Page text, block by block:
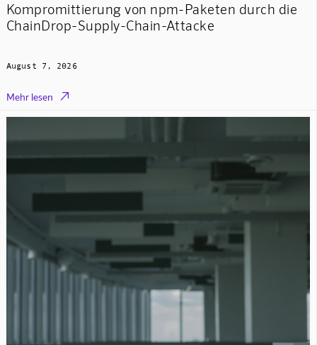
Kompromittierung von npm-Paketen durch die
ChainDrop-Supply-Chain-Attacke
August 7, 2026
Mehr lesen 